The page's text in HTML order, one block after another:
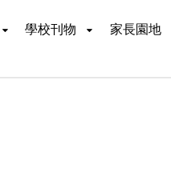
學校刊物 家長園地